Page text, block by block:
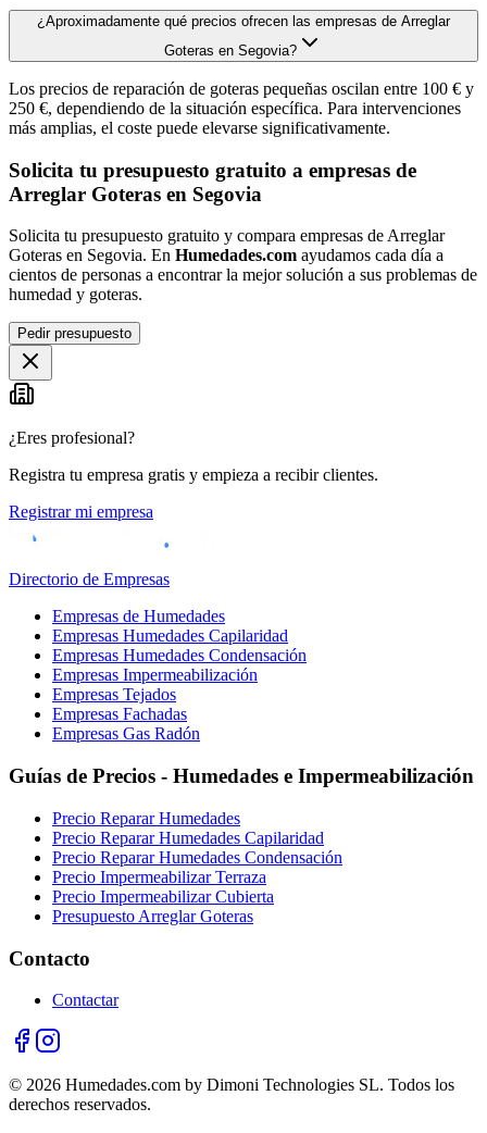
¿Aproximadamente qué precios ofrecen las empresas de Arreglar
Goteras en Segovia?
Los precios de reparación de goteras pequeñas oscilan entre 100 € y
250 €, dependiendo de la situación específica. Para intervenciones
más amplias, el coste puede elevarse significativamente.
Solicita tu presupuesto gratuito a empresas de
Arreglar Goteras en Segovia
Solicita tu presupuesto gratuito y compara empresas de Arreglar
Goteras en Segovia. En Humedades.com ayudamos cada día a
cientos de personas a encontrar la mejor solución a sus problemas de
humedad y goteras.
Pedir presupuesto
¿Eres profesional?
Registra tu empresa gratis y empieza a recibir clientes.
Registrar mi empresa
Directorio de Empresas
Empresas de Humedades
Empresas Humedades Capilaridad
Empresas Humedades Condensación
Empresas Impermeabilización
Empresas Tejados
Empresas Fachadas
Empresas Gas Radón
Guías de Precios - Humedades e Impermeabilización
Precio Reparar Humedades
Precio Reparar Humedades Capilaridad
Precio Reparar Humedades Condensación
Precio Impermeabilizar Terraza
Precio Impermeabilizar Cubierta
Presupuesto Arreglar Goteras
Contacto
Contactar
© 2026 Humedades.com by Dimoni Technologies SL. Todos los
derechos reservados.